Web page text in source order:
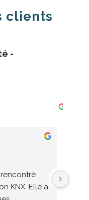
clients
-
KNX. Elle a